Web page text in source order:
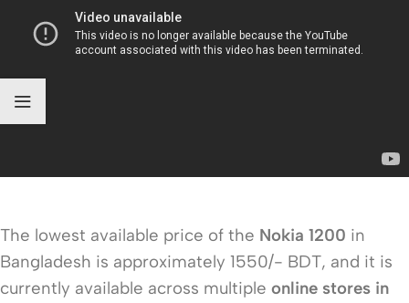
The lowest available price of the Nokia 1200 in
Bangladesh is approximately 1550/- BDT, and it is
currently available across multiple online stores in